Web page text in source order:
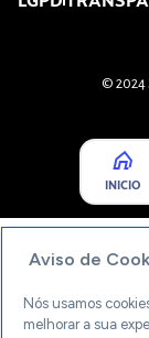
© 2024
INICIO
Aviso de
Nós usamos
melhorar a sua